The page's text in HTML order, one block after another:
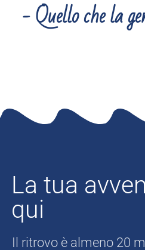
- Quello che la
La tua
qui
Il ritrovo è almeno 20